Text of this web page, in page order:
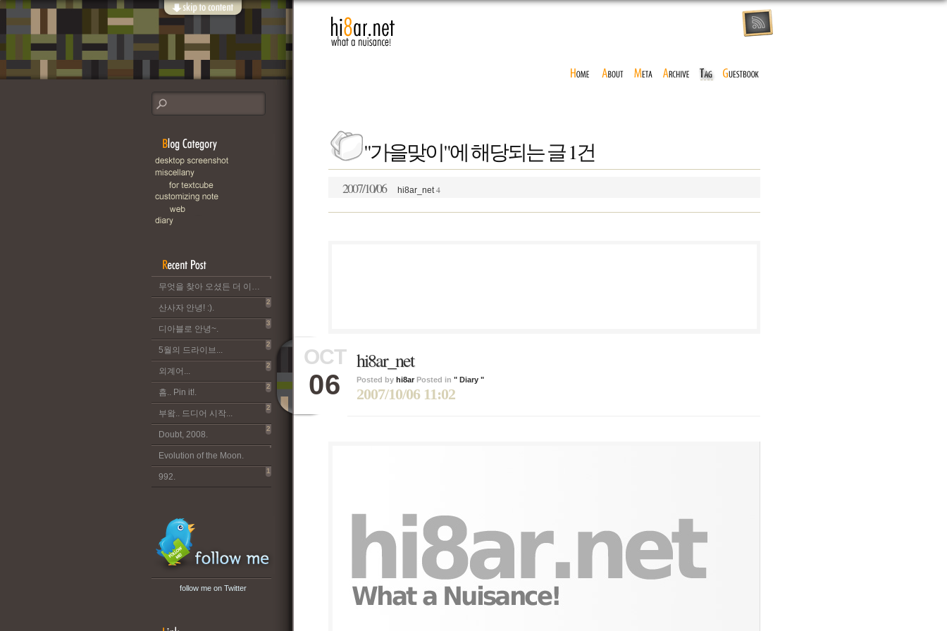
"가을맞이"에 해당되는 글 1건
2007/10/06 hi8ar_net4
OCT
06
hi8ar_net
Posted by hi8ar Posted in " Diary "
2007/10/06 11:02
무엇을 찾아 오셨든 더 이상 이 블로그는 운영되지 않습니다..
산사자 안녕! :).
2
디아블로 안녕~.
3
5월의 드라이브...
2
외계어...
2
흠.. Pin it!.
2
부왘.. 드디어 시작...
2
Doubt, 2008.
2
Evolution of the Moon.
992.
1
follow me on Twitter